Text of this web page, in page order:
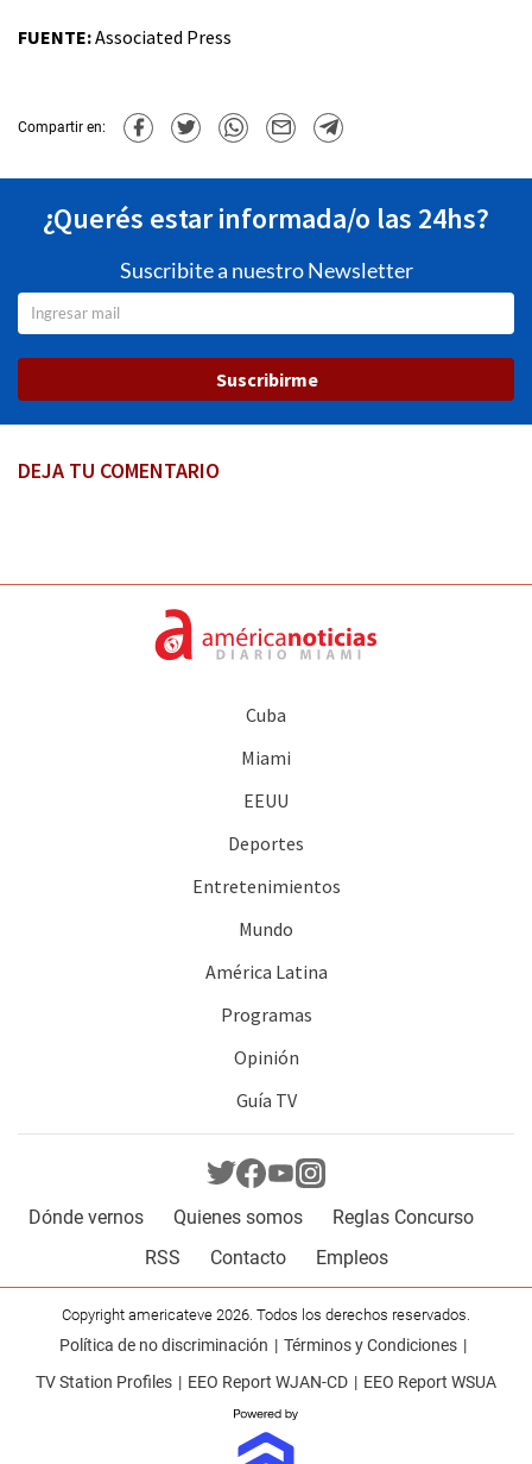
FUENTE:Associated Press
Compartir en:
¿Querés estar informada/o las 24hs?
Suscribite a nuestro Newsletter
Suscribirme
DEJA TU COMENTARIO
Cuba
Miami
EEUU
Deportes
Entretenimientos
Mundo
América Latina
Programas
Opinión
Guía TV
Dónde vernos Quienes somos
Reglas Concurso
RSS
Contacto Empleos
Copyright americateve 2026. Todos los derechos reservados.
Política de no discriminación
Términos y Condiciones
TV Station Profiles
EEO Report WJAN-CD EEO Report WSUA